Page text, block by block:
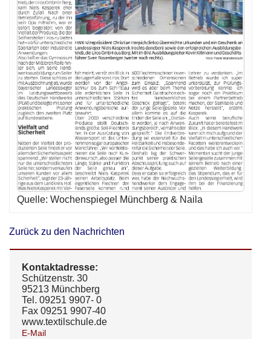
Quelle: Wochenspiegel Münchberg & Naila
Zurück zu den Nachrichten
Kontaktadresse:
Schützenstr. 30
95213 Münchberg
Tel. 09251 9907- 0
Fax 09251 9907-40
www.textilschule.de
E-Mail